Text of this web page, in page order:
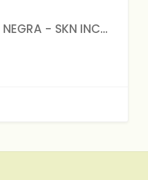
LE GRAN, PONTA NEGRA - SKN INCORPORADORA